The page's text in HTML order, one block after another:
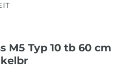
M5 Typ 10 tb 60 cm